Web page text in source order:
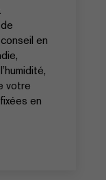
en
votre
en